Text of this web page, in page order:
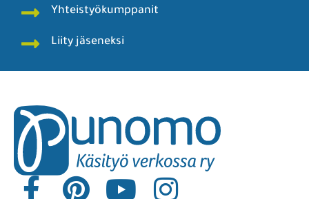
Yhteistyökumppanit
Liity jäseneksi